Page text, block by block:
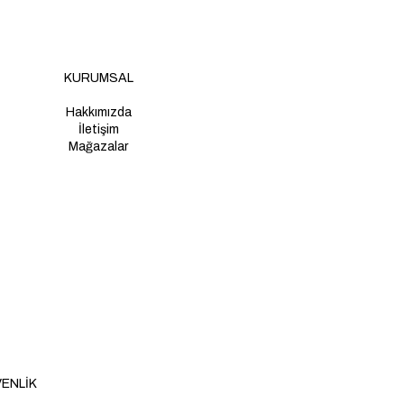
KURUMSAL
Hakkımızda
İletişim
Mağazalar